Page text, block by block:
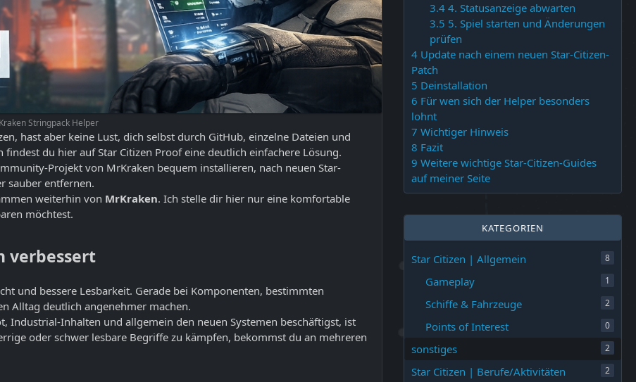
Stringpack Helper
hast aber keine Lust, dich selbst durch GitHub, einzelne Dateien und
findest du hier auf Star Citizen Proof eine deutlich einfachere Lösung.
Projekt von MrKraken bequem installieren, nach neuen Star-
sauber entfernen.
weiterhin von MrKraken. Ich stelle dir hier nur eine komfortable
möchtest.
verbessert
und bessere Lesbarkeit. Gerade bei Komponenten, bestimmten
Alltag deutlich angenehmer machen.
Inhalten und allgemein den neuen Systemen beschäftigst, ist
oder schwer lesbare Begriffe zu kämpfen, bekommst du an mehreren
3.4 4. Statusanzeige abwarten
3.5 5. Spiel starten und Änderungen
prüfen
4 Update nach einem neuen Star-Citizen-
Patch
5 Deinstallation
6 Für wen sich der Helper besonders
lohnt
7 Wichtiger Hinweis
8 Fazit
9 Weitere wichtige Star-Citizen-Guides
auf meiner Seite
KATEGORIEN
Star Citizen | Allgemein 8
Gameplay 1
Schiffe & Fahrzeuge 2
Points of Interest 0
sonstiges 2
Star Citizen | Berufe/Aktivitäten 2